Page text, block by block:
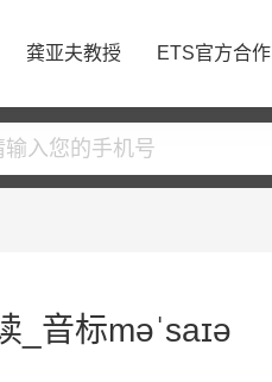
龚亚夫教授 ETS官方合作
_音标məˈsaɪə